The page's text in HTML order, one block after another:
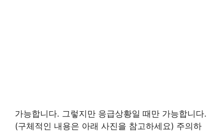
가능합니다. 그렇지만 응급상황일 때만 가능합니다.
(구체적인 내용은 아래 사진을 참고하세요) 주의하